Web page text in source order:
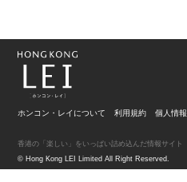
ホンコン・レイについて 利用規約 個人情報
© Hong Kong LEI Limited All Right Reserved.
香港の「楽しい」をいっぱい詰め込んだ情報サイト